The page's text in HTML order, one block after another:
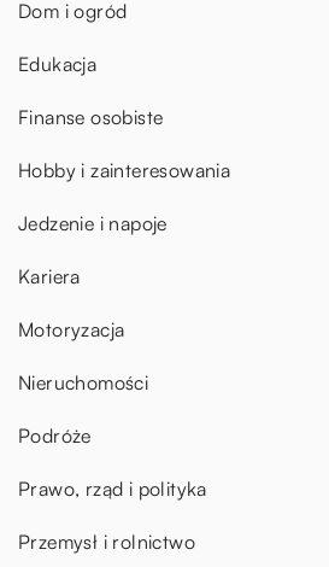
Dom i ogród
Edukacja
Finanse osobiste
Hobby i zainteresowania
Jedzenie i napoje
Kariera
Motoryzacja
Nieruchomości
Podróże
Prawo, rząd i polityka
Przemysł i rolnictwo